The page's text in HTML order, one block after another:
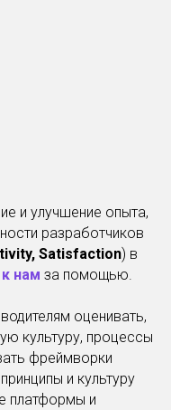
и улучшение опыта,
разработчиков
Satisfaction) в
нам за помощью.
оценивать,
культуру, процессы
фреймворки
и культуру
платформы и